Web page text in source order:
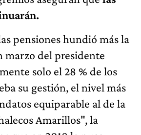
pensiones hundió más la
marzo del presidente
solo el 28 % de los
su gestión, el nivel más
equiparable al de la
Amarillos", la